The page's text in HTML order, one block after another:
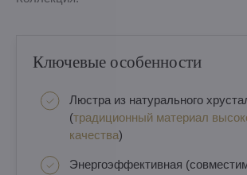
Ключевые особенности
Люстра из натурального
(традиционный материал
качества)
Энергоэффективная